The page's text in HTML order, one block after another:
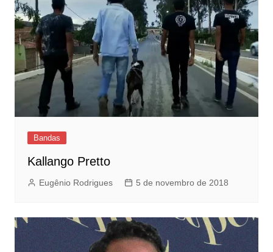
Bandas
Kallango Pretto
Eugênio Rodrigues 5 de novembro de 2018